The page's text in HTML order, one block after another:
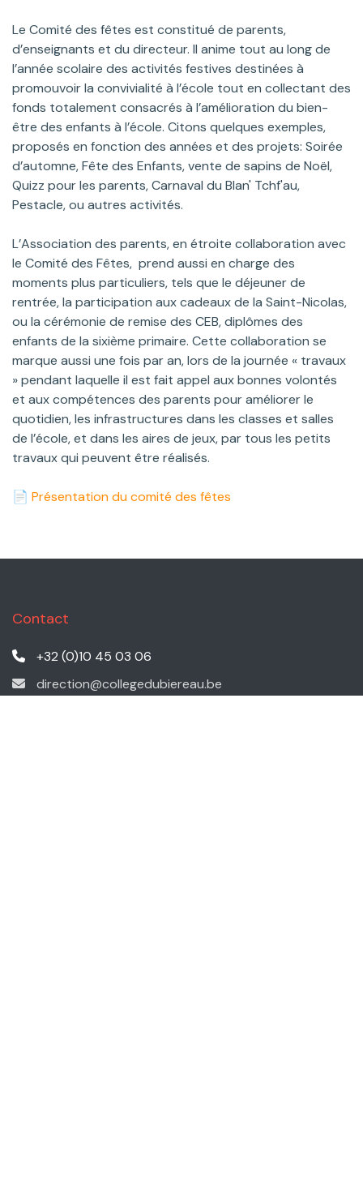
Le Comité des fêtes est constitué de parents,
d’enseignants et du directeur. Il anime tout au long de
l’année scolaire des activités festives destinées à
promouvoir la convivialité à l’école tout en collectant des
fonds totalement consacrés à l’amélioration du bien-
être des enfants à l’école. Citons quelques exemples,
proposés en fonction des années et des projets: Soirée
d’automne, Fête des Enfants, vente de sapins de Noël,
Quizz pour les parents, Carnaval du Blan' Tchf'au,
Pestacle, ou autres activités.
L’Association des parents, en étroite collaboration avec
le Comité des Fêtes, prend aussi en charge des
moments plus particuliers, tels que le déjeuner de
rentrée, la participation aux cadeaux de la Saint-Nicolas,
ou la cérémonie de remise des CEB, diplômes des
enfants de la sixième primaire. Cette collaboration se
marque aussi une fois par an, lors de la journée « travaux
» pendant laquelle il est fait appel aux bonnes volontés
et aux compétences des parents pour améliorer le
quotidien, les infrastructures dans les classes et salles
de l’école, et dans les aires de jeux, par tous les petits
travaux qui peuvent être réalisés.
📄 Présentation du comité des fêtes
Contact
+32 (0)10 45 03 06
direction@collegedubiereau.be